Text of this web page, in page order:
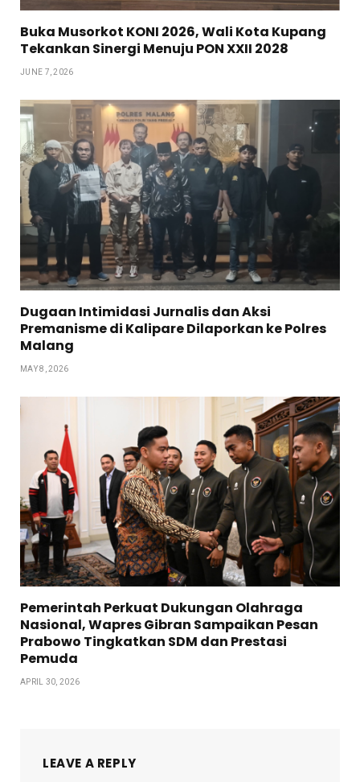
Buka Musorkot KONI 2026, Wali Kota Kupang
Tekankan Sinergi Menuju PON XXII 2028
JUNE 7, 2026
Dugaan Intimidasi Jurnalis dan Aksi
Premanisme di Kalipare Dilaporkan ke Polres
Malang
MAY 8, 2026
Pemerintah Perkuat Dukungan Olahraga
Nasional, Wapres Gibran Sampaikan Pesan
Prabowo Tingkatkan SDM dan Prestasi
Pemuda
APRIL 30, 2026
LEAVE A REPLY